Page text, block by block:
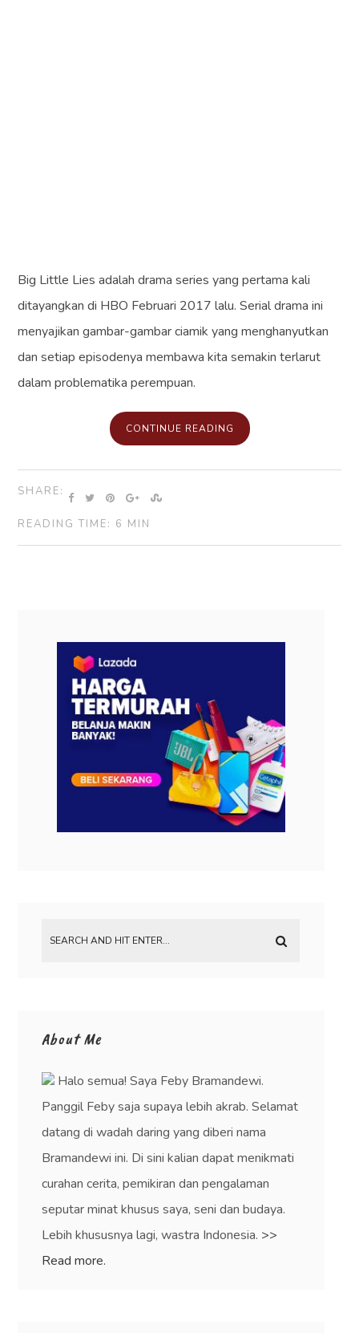
Big Little Lies adalah drama series yang pertama kali
ditayangkan di HBO Februari 2017 lalu. Serial drama ini
menyajikan gambar-gambar ciamik yang menghanyutkan
dan setiap episodenya membawa kita semakin terlarut
dalam problematika perempuan.
CONTINUE READING
SHARE:
READING TIME: 6 MIN
About Me
Halo semua! Saya Feby Bramandewi.
Panggil Feby saja supaya lebih akrab. Selamat
datang di wadah daring yang diberi nama
Bramandewi ini. Di sini kalian dapat menikmati
curahan cerita, pemikiran dan pengalaman
seputar minat khusus saya, seni dan budaya.
Lebih khususnya lagi, wastra Indonesia. >>
Read more.